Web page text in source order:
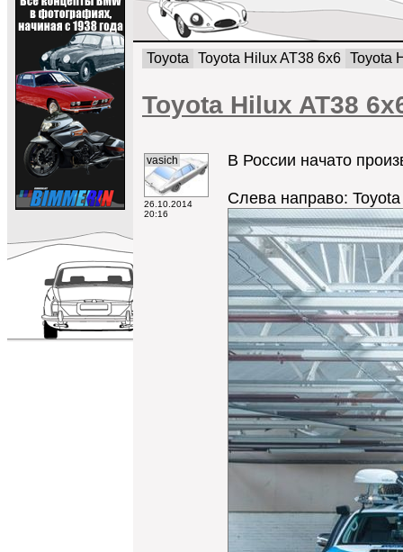
Toyota Toyota Hilux AT38 6x6 Toyota
Toyota Hilux AT38
vasich
26.10.2014
20:16
В России начато
Слева направо: